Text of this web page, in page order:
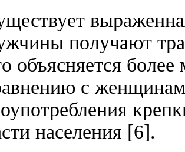
получают
объясняется
с
населения [6].